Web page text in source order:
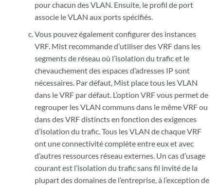
pour chacun des VLAN. Ensuite, le profil de port
associe le VLAN aux ports spécifiés.
Vous pouvez également configurer des instances
VRF. Mist recommande d’utiliser des VRF dans les
segments de réseau où l’isolation du trafic et le
chevauchement des espaces d’adresses IP sont
nécessaires. Par défaut, Mist place tous les VLAN
dans le VRF par défaut. L’option VRF vous permet de
regrouper les VLAN communs dans le même VRF ou
dans des VRF distincts en fonction des exigences
d’isolation du trafic. Tous les VLAN de chaque VRF
ont une connectivité complète entre eux et avec
d’autres ressources réseau externes. Un cas d’usage
courant est l’isolation du trafic sans fil invité de la
plupart des domaines de l’entreprise, à l’exception de